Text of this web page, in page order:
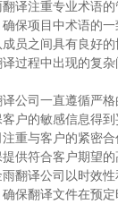
翻译注重专业术语
保项目中术语的一
成员之间具有良好
过程中出现的复
译公司一直遵循严
户的敏感信息得到
注重与客户的紧密
供符合客户期望的
雨翻译公司以时效
保翻译文件在预